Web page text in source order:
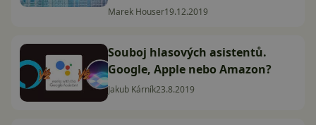
Marek Houser19.12.2019
Souboj hlasových asistentů.
Google, Apple nebo Amazon?
Jakub Kárník23.8.2019